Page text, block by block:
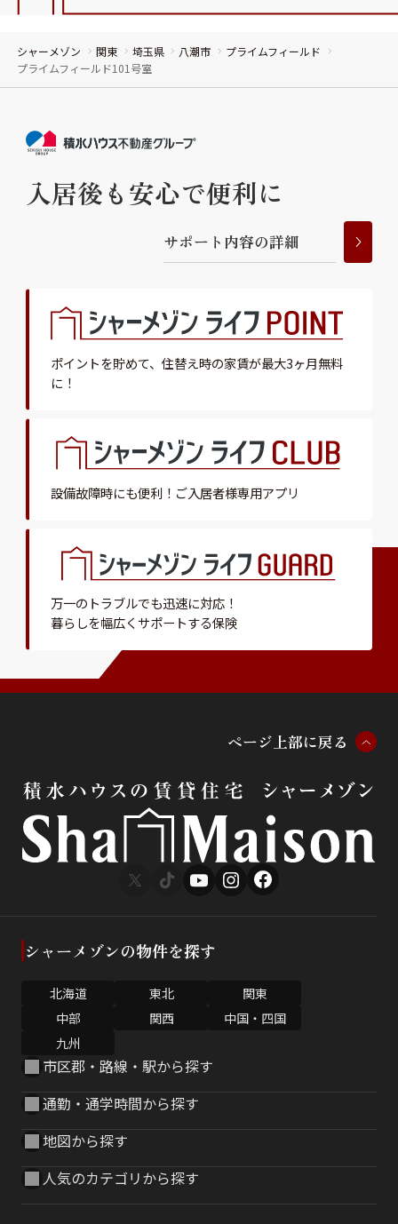
シャーメゾン 関東 埼玉県 八潮市
プライムフィールド
プライムフィールド101号室
入居後も安心で便利に
サポー ト 内容の詳細
ポイントを貯めて、 住替え時の家賃が最大3ヶ月無料
に！
設備故障時にも便利！ ご入居者様専用アプリ
万一のトラブルでも迅速に対応！
暮らしを幅広くサポートする保険
ページ 上部に戻る
シャーメゾンの物件を探す
北海道 東北
関東
中部
関西
中国・四国
九州
市区郡・路線・駅から探す
通勤・通学時間から探す
地図から探す
人気のカテゴリから探す